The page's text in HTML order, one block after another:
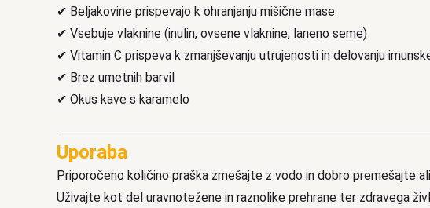
✔ Beljakovine prispevajo k ohranjanju mišične mase
✔ Vsebuje vlaknine (inulin, ovsene vlaknine, laneno seme)
✔ Vitamin C prispeva k zmanjševanju utrujenosti in delovanju
✔ Brez umetnih barvil
✔ Okus kave s karamelo
Uporaba
Priporočeno količino praška zmešajte z vodo in dobro premešajte
Uživajte kot del uravnotežene in raznolike prehrane ter zdravega